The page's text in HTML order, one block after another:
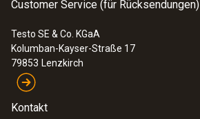
Customer Service (für Rücksendungen)
Testo SE & Co. KGaA
Kolumban-Kayser-Straße 17
79853 Lenzkirch
Kontakt